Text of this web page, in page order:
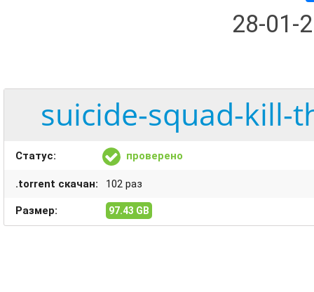
28-01-
suicide-squad-kill-
Статус: проверено
.torrent скачан: 102 раз
Размер: 97.43 GB